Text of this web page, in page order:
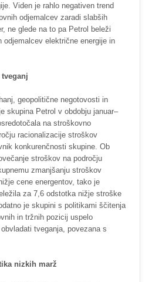
Viden je rahlo negativen trend
odjemalcev zaradi slabših
ne glede na to pa Petrol beleži
odjemalcev električne energije in
geopolitične negotovosti in
skupina Petrol v obdobju januar–
na stroškovno
racionalizacije stroškov
konkurenčnosti skupine. Ob
stroškov na področju
zmanjšanju stroškov
cene energentov, tako je
za 7,6 odstotka nižje stroške
je skupini s politikami ščitenja
in tržnih pozicij uspelo
tveganja, povezana s
nizkih marž